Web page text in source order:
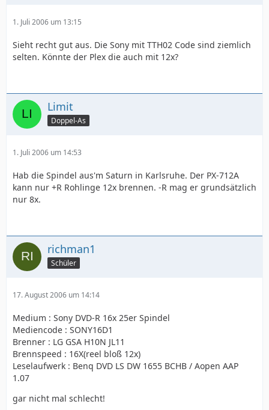
1. Juli 2006 um 13:15
Sieht recht gut aus. Die Sony mit TTH02 Code sind ziemlich
selten. Könnte der Plex die auch mit 12x?
Limit
Doppel-As
1. Juli 2006 um 14:53
Hab die Spindel aus'm Saturn in Karlsruhe. Der PX-712A
kann nur +R Rohlinge 12x brennen. -R mag er grundsätzlich
nur 8x.
richman1
Schüler
17. August 2006 um 14:14
Medium : Sony DVD-R 16x 25er Spindel
Mediencode : SONY16D1
Brenner : LG GSA H10N JL11
Brennspeed : 16X(reel bloß 12x)
Leselaufwerk : Benq DVD LS DW 1655 BCHB / Aopen AAP
1.07
gar nicht mal schlecht!